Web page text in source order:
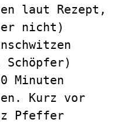
laut Rezept,
nicht)
Schöpfer)
Minuten
Kurz vor
Pfeffer